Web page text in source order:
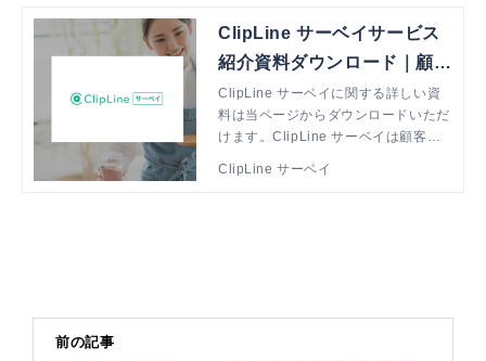
ClipLine サーベイサービス
紹介資料ダウンロード｜顧客
の声で、店舗改善を実現 Cli
pLine サーベイ
ClipLine サーベイに関する詳しい資
料は当ページからダウンロードいただ
けます。ClipLine サーベイは顧客の
ClipLine サーベイ
前の記事